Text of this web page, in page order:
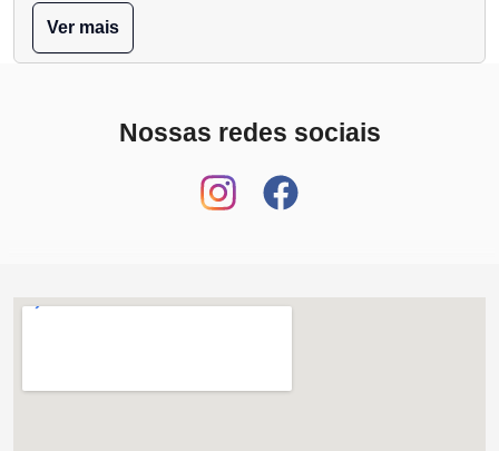
Ver mais
Nossas redes sociais